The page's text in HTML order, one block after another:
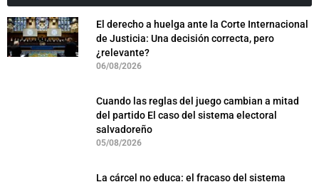
El derecho a huelga ante la Corte Internacional
de Justicia: Una decisión correcta, pero
¿relevante?
06/08/2026
Cuando las reglas del juego cambian a mitad
del partido El caso del sistema electoral
salvadoreño
05/08/2026
La cárcel no educa: el fracaso del sistema